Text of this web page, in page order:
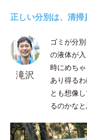
正しい分別は、清
滝沢
ゴミが分
の液体が
時にめち
あり得る
とも想像
るのかなと